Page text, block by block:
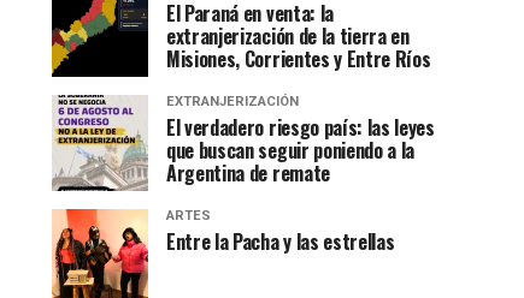
El Paraná en venta: la
extranjerización de la tierra en
Misiones, Corrientes y Entre Ríos
EXTRANJERIZACIÓN
El verdadero riesgo país: las leyes
que buscan seguir poniendo a la
Argentina de remate
ARTES
Entre la Pacha y las estrellas